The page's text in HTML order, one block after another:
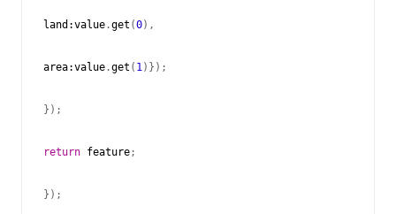
land :value .get (0),
area:value .get ( 1 )});
});
return feature ;
});